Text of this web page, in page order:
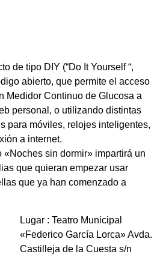
de tipo DIY (“Do It Yourself “,
abierto, que permite el acceso
Medidor Continuo de Glucosa a
personal, o utilizando distintas
para móviles, relojes inteligentes,
a internet.
«Noches sin dormir» impartirá un
que quieran empezar usar
que ya han comenzado a
Lugar : Teatro Municipal
«Federico García Lorca» Avda.
Castilleja de la Cuesta s/n